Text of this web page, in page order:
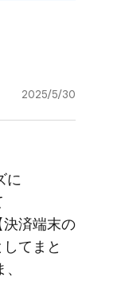
2025/5/30
に​​
済端末の​​
てまと​​